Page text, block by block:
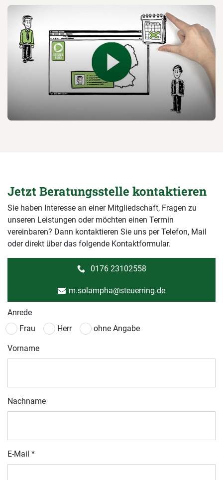
Jetzt Beratungsstelle kontaktieren
Sie haben Interesse an einer Mitgliedschaft, Fragen zu
unseren Leistungen oder möchten einen Termin
vereinbaren? Dann kontaktieren Sie uns per Telefon, Mail
oder direkt über das folgende Kontaktformular.
0176 23102558
m.solampha@steuerring.de
Anrede
Frau
Herr ohne Angabe
Vorname
Nachname
E-Mail *